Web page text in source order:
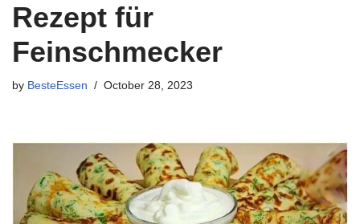
Rezept für
Feinschmecker
by BesteEssen October 28, 2023